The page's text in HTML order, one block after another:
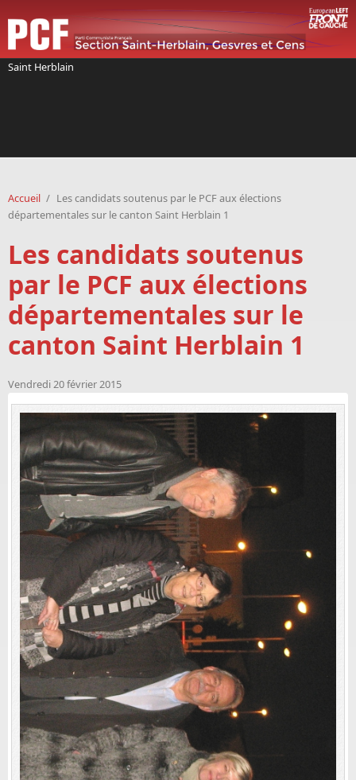
Saint Herblain
Accueil / Les candidats soutenus par le PCF aux élections
départementales sur le canton Saint Herblain 1
Les candidats soutenus
par le PCF aux élections
départementales sur le
canton Saint Herblain 1
Vendredi 20 février 2015